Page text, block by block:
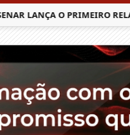
LANÇA O PRIMEIRO